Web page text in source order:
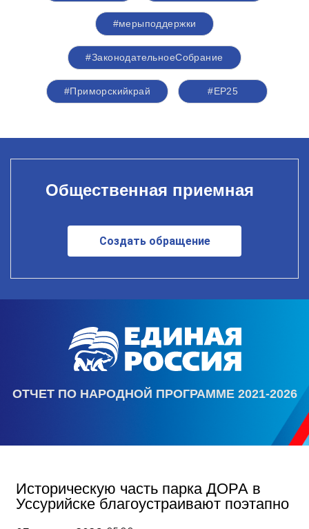
#мерыподдержки
#ЗаконодательноеСобрание
#Приморскийкрай #ЕР25
Общественная приемная
Создать обращение
ОТЧЕТ ПО НАРОДНОЙ ПРОГРАММЕ 2021-2026
Историческую часть парка ДОРА в
Уссурийске благоустраивают поэтапно